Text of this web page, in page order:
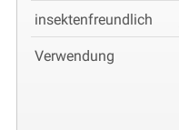
insektenfreundlich
Verwendung